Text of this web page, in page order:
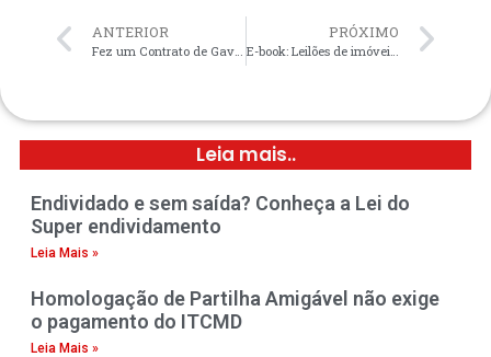
ANTERIOR PRÓXIMO
Leia mais..
Endividado e sem saída? Conheça a Lei do
Super endividamento
Leia Mais »
Homologação de Partilha Amigável não exige
o pagamento do ITCMD
Leia Mais »